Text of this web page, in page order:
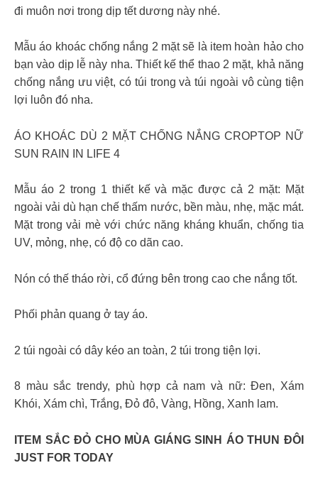
đi muôn nơi trong dịp tết dương này nhé.
Mẫu áo khoác chống nắng 2 mặt sẽ là item hoàn hảo cho
bạn vào dịp lễ này nha. Thiết kế thể thao 2 mặt, khả năng
chống nắng ưu việt, có túi trong và túi ngoài vô cùng tiện
lợi luôn đó nha.
ÁO KHOÁC DÙ 2 MẶT CHỐNG NẮNG CROPTOP NỮ
SUN RAIN IN LIFE 4
Mẫu áo 2 trong 1 thiết kế và mặc được cả 2 mặt: Mặt
ngoài vải dù hạn chế thấm nước, bền màu, nhẹ, mặc mát.
Mặt trong vải mè với chức năng kháng khuẩn, chống tia
UV, mỏng, nhẹ, có độ co dãn cao.
Nón có thế tháo rời, cổ đứng bên trong cao che nắng tốt.
Phối phản quang ở tay áo.
2 túi ngoài có dây kéo an toàn, 2 túi trong tiện lợi.
8 màu sắc trendy, phù hợp cả nam và nữ: Đen, Xám
Khói, Xám chì, Trắng, Đỏ đô, Vàng, Hồng, Xanh lam.
ITEM SẮC ĐỎ CHO MÙA GIÁNG SINH ÁO THUN ĐÔI
JUST FOR TODAY